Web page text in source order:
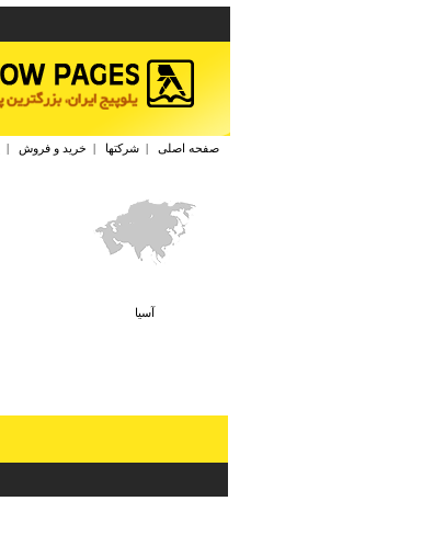
صفحه اصلی شرکتها خرید و فروش
آسيا